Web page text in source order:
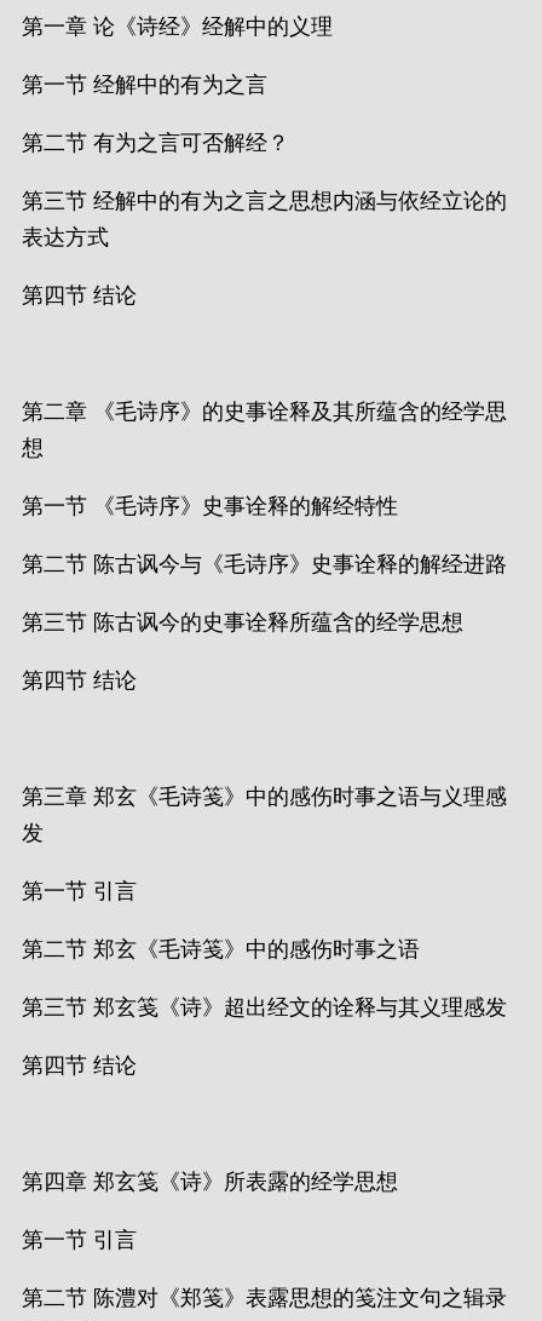
第一章 论《诗经》经解中的义理
第一节 经解中的有为之言
第二节 有为之言可否解经？
第三节 经解中的有为之言之思想内涵与依经立论的
表达方式
第四节 结论
第二章 《毛诗序》的史事诠释及其所蕴含的经学思
想
第一节 《毛诗序》史事诠释的解经特性
第二节 陈古讽今与《毛诗序》史事诠释的解经进路
第三节 陈古讽今的史事诠释所蕴含的经学思想
第四节 结论
第三章 郑玄《毛诗笺》中的感伤时事之语与义理感
发
第一节 引言
第二节 郑玄《毛诗笺》中的感伤时事之语
第三节 郑玄笺《诗》超出经文的诠释与其义理感发
第四节 结论
第四章 郑玄笺《诗》所表露的经学思想
第一节 引言
第二节 陈澧对《郑笺》表露思想的笺注文句之辑录